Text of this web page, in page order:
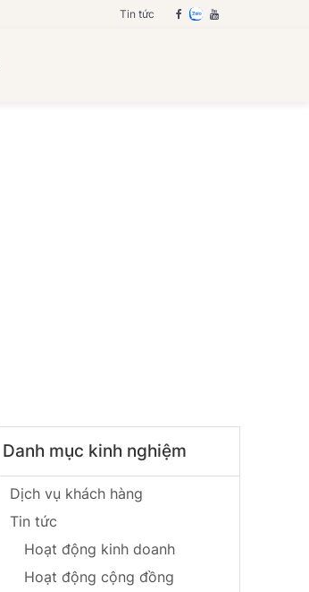
Tin tức
Danh mục kinh nghiệm
Dịch vụ khách hàng
Tin tức
Hoạt động kinh doanh
Hoạt động cộng đồng